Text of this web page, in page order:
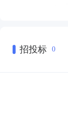
招投标 0